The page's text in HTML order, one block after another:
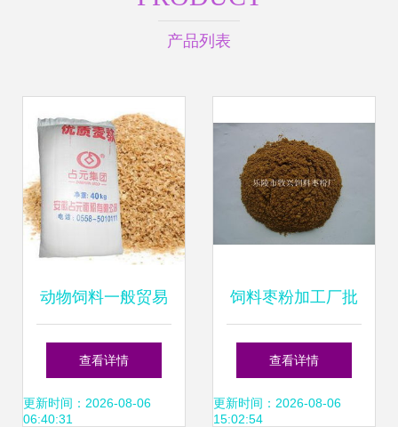
产品列表
动物饲料一般贸易
进口流程丨报关清
关全指南
查看详情
更新时间：2026-08-06
06:40:31
饲料枣粉加工厂批
发价格与型号规格
全解析
查看详情
更新时间：2026-08-06
15:02:54